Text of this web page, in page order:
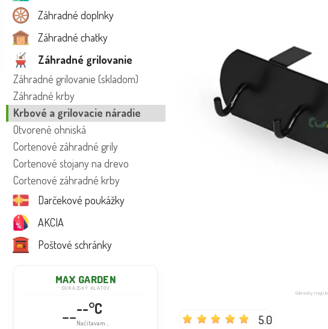
Záhradné doplnky
Záhradné chatky
Záhradné grilovanie
Záhradné grilovanie (skladom)
Záhradné krby
Krbové a grilovacie náradie
Otvorené ohniská
Cortenové záhradné grily
Cortenové stojany na drevo
Cortenové záhradné krby
Darčekové poukážky
AKCIA
Poštové schránky
MAX GARDEN
DUNAJSKÝ KLÁTOV
----°C
Načítavam...
(obrázky majú
5.0